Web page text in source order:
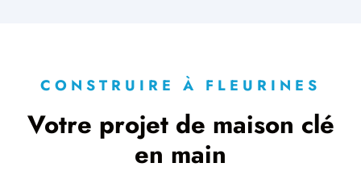
Gouvieux(60270)
5 OFFRES MAISON ET TERRAIN
Lacroix-Saint-Ouen(60610)
1 OFFRE MAISON ET TERRAIN
CONSTRUIRE À FLEURINES
Votre projet de maison clé
en main